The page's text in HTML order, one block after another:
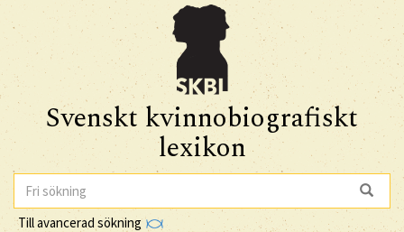
Svenskt kvinnobiografiskt
lexikon
Till avancerad sökning